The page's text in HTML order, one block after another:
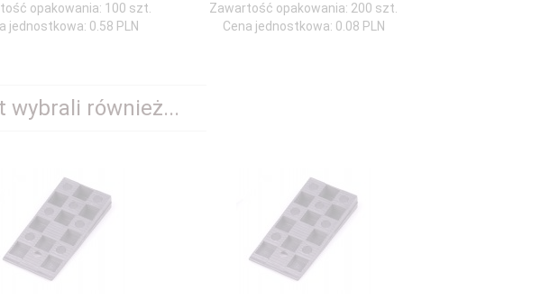
opakowania: 100 szt.
jednostkowa: 0.58 PLN
Zawartość opakowania: 200 szt.
Cena jednostkowa: 0.08 PLN
wybrali również...